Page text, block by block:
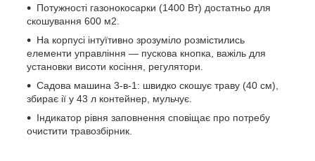
Потужності газонокосарки (1400 Вт) достатньо для
скошування 600 м2.
На корпусі інтуїтивно зрозуміло розмістились
елементи управління — пускова кнопка, важіль для
установки висоти косіння, регулятори.
Садова машина 3-в-1: швидко скошує траву (40 см),
збирає ії у 43 л контейнер, мульчує.
Індикатор рівня заповнення сповіщає про потребу
очистити травозбірник.